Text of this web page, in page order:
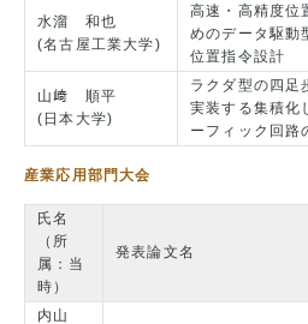
水溜 和也
(名古屋工業大学)
高速・高精度位
めのデータ駆動
位置指令設計
山﨑 順平
(日本大学)
ラクダ型の四足
実装する集積化
ーフィック回路
産業応用部門大会
氏名
（所
属：当
時）
発表論文名
内山